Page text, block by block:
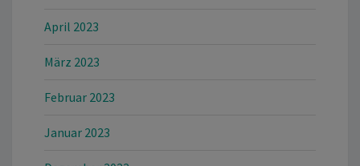
April 2023
März 2023
Februar 2023
Januar 2023